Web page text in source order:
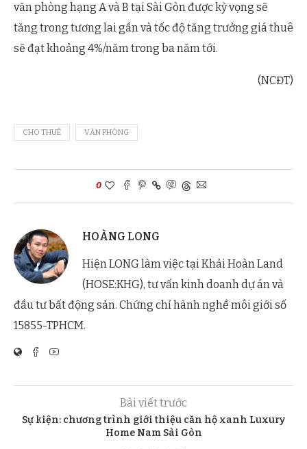
văn phòng hạng A và B tại Sài Gòn được kỳ vọng sẽ
tăng trong tương lai gần và tốc độ tăng trưởng giá thuê
sẽ đạt khoảng 4%/năm trong ba năm tới.
(NCĐT)
CHO THUÊ VĂN PHÒNG
0
HOÀNG LONG
Hiện LONG làm việc tại Khải Hoàn Land
(HOSE:KHG), tư vấn kinh doanh dự án và
đầu tư bất động sản. Chứng chỉ hành nghề môi giới số
15855-TPHCM.
Bài viết trước
Sự kiện: chương trình giới thiệu căn hộ xanh Luxury
Home Nam Sài Gòn